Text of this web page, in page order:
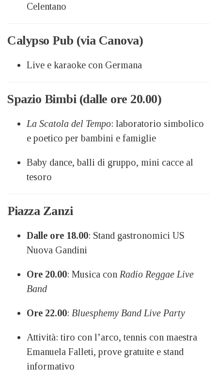
Celentano
Calypso Pub (via Canova)
Live e karaoke con Germana
Spazio Bimbi (dalle ore 20.00)
La Scatola del Tempo: laboratorio simbolico
e poetico per bambini e famiglie
Baby dance, balli di gruppo, mini cacce al
tesoro
Piazza Zanzi
Dalle ore 18.00: Stand gastronomici US
Nuova Gandini
Ore 20.00: Musica con Radio Reggae Live
Band
Ore 22.00: Bluesphemy Band Live Party
Attività: tiro con l’arco, tennis con maestra
Emanuela Falleti, prove gratuite e stand
informativo